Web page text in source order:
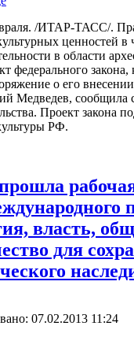
/ИТАР-ТАСС/.
ценностей в
в области
федерального закона,
о его
Медведев, сообщила
Проект закона
РФ.
власть,
для
07.02.2013 11:24